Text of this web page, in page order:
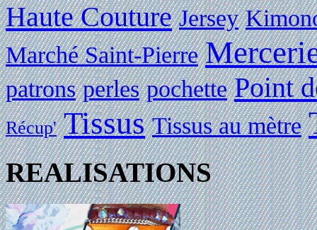
Haute Couture Jersey
Marché Saint-Pierre
patrons perles pochette Point
Récup' Tissus Tissus au mètre
REALISATIONS